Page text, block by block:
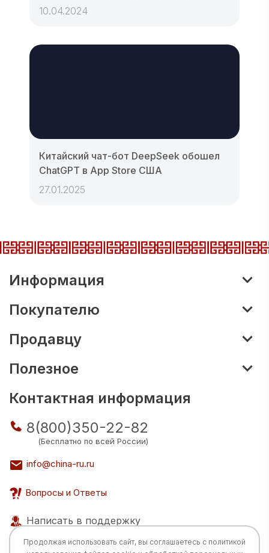
10.04.2024
Китайский чат-бот DeepSeek обошел
ChatGPT в App Store США
27.01.2025
Информация
Покупателю
Продавцу
Полезное
Контактная информация
8(800)350-22-82
(Бесплатно по всей России)
info@china-ru.ru
Вопросы и Ответы
Написать в поддержку
Продолжая использовать сайт, вы соглашаетесь с политикой